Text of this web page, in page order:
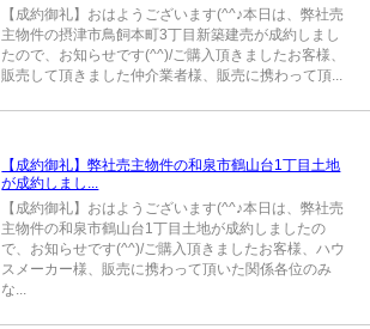
【成約御礼】おはようございます(^^♪本日は、弊社売
主物件の摂津市鳥飼本町3丁目新築建売が成約しまし
たので、お知らせです(^^)/ご購入頂きましたお客様、
販売して頂きました仲介業者様、販売に携わって頂...
【成約御礼】弊社売主物件の和泉市鶴山台1丁目土地
が成約しまし...
【成約御礼】おはようございます(^^♪本日は、弊社売
主物件の和泉市鶴山台1丁目土地が成約しましたの
で、お知らせです(^^)/ご購入頂きましたお客様、ハウ
スメーカー様、販売に携わって頂いた関係各位のみ
な...